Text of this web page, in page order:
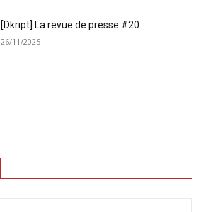
[Dkript] La revue de presse #20
26/11/2025